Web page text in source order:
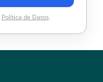
Política de Datos.